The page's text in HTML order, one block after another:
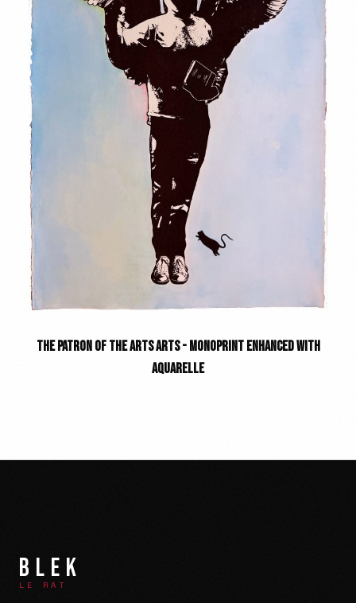
THE PATRON OF THE ARTS ARTS - MONOPRINT ENHANCED WITH
AQUARELLE
BLEK
LE RAT